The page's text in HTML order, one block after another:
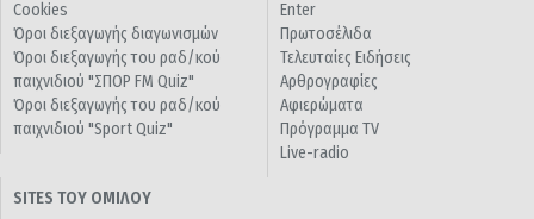
Cookies
Όροι διεξαγωγής διαγωνισμών
Όροι διεξαγωγής του ραδ/κού
παιχνιδιού "ΣΠΟΡ FM Quiz"
Όροι διεξαγωγής του ραδ/κού
παιχνιδιού "Sport Quiz"
Enter
Πρωτοσέλιδα
Τελευταίες Ειδήσεις
Αρθρογραφίες
Αφιερώματα
Πρόγραμμα TV
Live-radio
SITES ΤΟΥ ΟΜΙΛΟΥ